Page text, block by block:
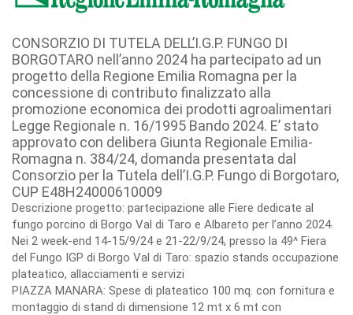
CONSORZIO DI TUTELA DELL’I.G.P. FUNGO DI
BORGOTARO nell’anno 2024 ha partecipato ad un
progetto della Regione Emilia Romagna per la
concessione di contributo finalizzato alla
promozione economica dei prodotti agroalimentari
Legge Regionale n. 16/1995 Bando 2024. E’ stato
approvato con delibera Giunta Regionale Emilia-
Romagna n. 384/24, domanda presentata dal
Consorzio per la Tutela dell’I.G.P. Fungo di Borgotaro,
CUP E48H24000610009
Descrizione progetto: partecipazione alle Fiere dedicate al
fungo porcino di Borgo Val di Taro e Albareto per l’anno 2024.
Nei 2 week-end 14-15/9/24 e 21-22/9/24, presso la 49^ Fiera
del Fungo IGP di Borgo Val di Taro: spazio stands occupazione
plateatico, allacciamenti e servizi
PIAZZA MANARA: Spese di plateatico 100 mq. con fornitura e
montaggio di stand di dimensione 12 mt x 6 mt con